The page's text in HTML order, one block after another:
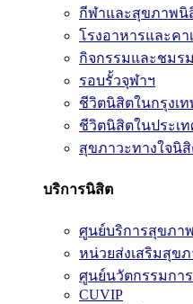
กีฬาและสุขภาพนิ
โรงอาหารและคา
กิจกรรมและชมรม
รอบรั้วจุฬาฯ
ชีวิตนิสิตในกรุงเท
ชีวิตนิสิตในประเท
สุขภาวะทางใจนิ
บริการนิสิต
ศูนย์บริการสุขภา
หน่วยส่งเสริมสุข
ศูนย์นวัตกรรมการ
CUVIP